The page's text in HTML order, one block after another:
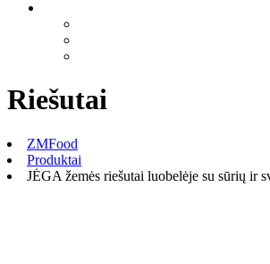
Riešutai
ZMFood
Produktai
JĖGA žemės riešutai luobelėje su sūrių ir